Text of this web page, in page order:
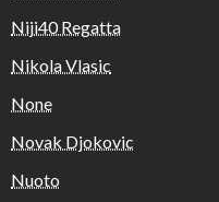
Niji40 Regatta
Nikola Vlasic
None
Novak Djokovic
Nuoto